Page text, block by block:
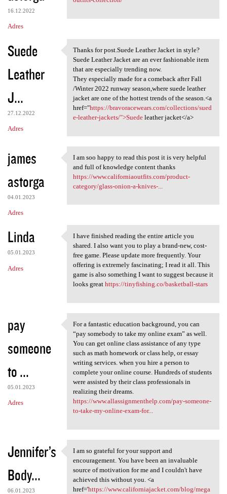
16.12.2022
Adres
Suede
Leather
J...
27.12.2022
Adres
Thanks for post.Suede Leather
Thanks for post.Suede Leather Jacket in style?
Suede Leather Jacket are an ever fashionable item
that are especially trending now.
They especially made for a comeback after Fall
/Winter 2022 runway season,where suede leather
jacket are one of the hottest trends of the season.<a
href="https://bravoracewears.com/collections/sued
e-leather-jackets/">Suedeleather jacket</a>
james
astorga
04.01.2023
Adres
I am soo happy to read this
I am soo happy to read this post it is very helpful
and full of knowledge content thanks
https://www.californiaoutfits.com/product-
category/glass-onion-a-knives-...
Linda
05.01.2023
Adres
I have finished reading the
I have finished reading the entire article you
shared. I also want you to play a brand-new, cost-
free game. Please update more frequently. Your
offering is extremely fascinating; I read it all. This
game is also something I want to suggest because it
looks great https://tinyfishing.co/basketball-stars
pay
someone
to ...
05.01.2023
Adres
For a fantastic education
For a fantastic education background, you can
“pay somebody to take my online exam” as well.
You can get online class assistance of any type
such as math homework or class help, or essay
writing services. when you hire a person to
complete your online course. Hundreds of students
were assisted by their class professionals in
realizing their dreams.
https://www.allassignmenthelp.com/pay-someone-
to-take-my-online-exam-for...
Jennifer’s
Body...
06.01.2023
I am so grateful for your
I am so grateful for your support and
encouragement. You have been an invaluable
source of motivation for me and I couldn't have
achieved this without you. <a
href='https://www.californiajacket.com/blog/mega